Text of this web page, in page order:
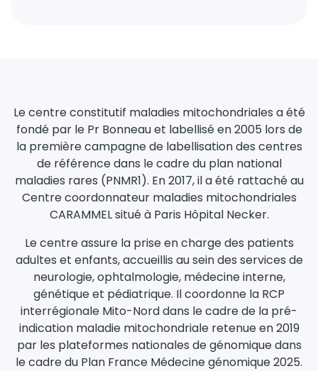
Le centre constitutif maladies mitochondriales a été
fondé par le Pr Bonneau et labellisé en 2005 lors de
la première campagne de labellisation des centres
de référence dans le cadre du plan national
maladies rares (PNMR1). En 2017, il a été rattaché au
Centre coordonnateur maladies mitochondriales
CARAMMEL situé à Paris Hôpital Necker.
Le centre assure la prise en charge des patients
adultes et enfants, accueillis au sein des services de
neurologie, ophtalmologie, médecine interne,
génétique et pédiatrique. Il coordonne la RCP
interrégionale Mito-Nord dans le cadre de la pré-
indication maladie mitochondriale retenue en 2019
par les plateformes nationales de génomique dans
le cadre du Plan France Médecine génomique 2025.